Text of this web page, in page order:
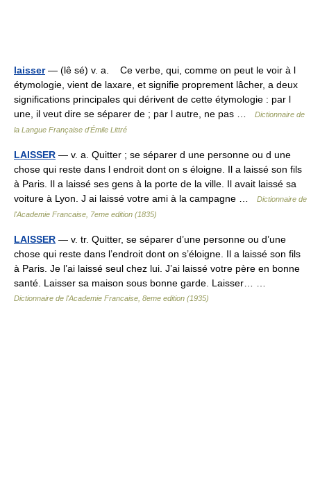
laisser— (lê sé) v. a. Ce verbe, qui, comme on peut le voir à l
étymologie, vient de laxare, et signifie proprement lâcher, a deux
significations principales qui dérivent de cette étymologie : par l
une, il veut dire se séparer de ; par l autre, ne pas …
Dictionnaire de
la Langue Française d'Émile Littré
LAISSER — v. a. Quitter ; se séparer d une personne ou d une
chose qui reste dans l endroit dont on s éloigne. Il a laissé son fils
à Paris. Il a laissé ses gens à la porte de la ville. Il avait laissé sa
voiture à Lyon. J ai laissé votre ami à la campagne …
Dictionnaire de
l'Academie Francaise, 7eme edition (1835)
LAISSER — v. tr. Quitter, se séparer d’une personne ou d’une
chose qui reste dans l’endroit dont on s’éloigne. Il a laissé son fils
à Paris. Je l’ai laissé seul chez lui. J’ai laissé votre père en bonne
santé. Laisser sa maison sous bonne garde. Laisser… …
Dictionnaire de l'Academie Francaise, 8eme edition (1935)